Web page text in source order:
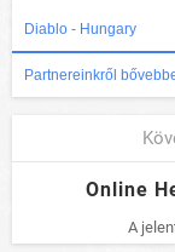
Diablo - Hungary
Partnereinkről
Online
A